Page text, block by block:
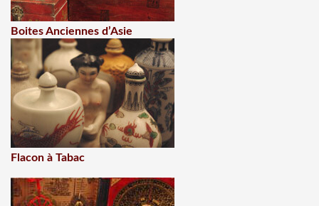
Boites Anciennes d’Asie
Flacon à Tabac